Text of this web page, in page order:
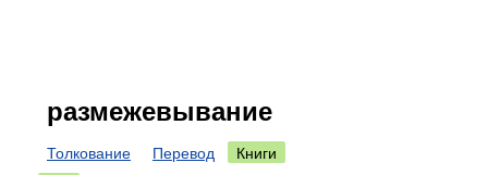
размежевывание
Толкование Перевод
Книги